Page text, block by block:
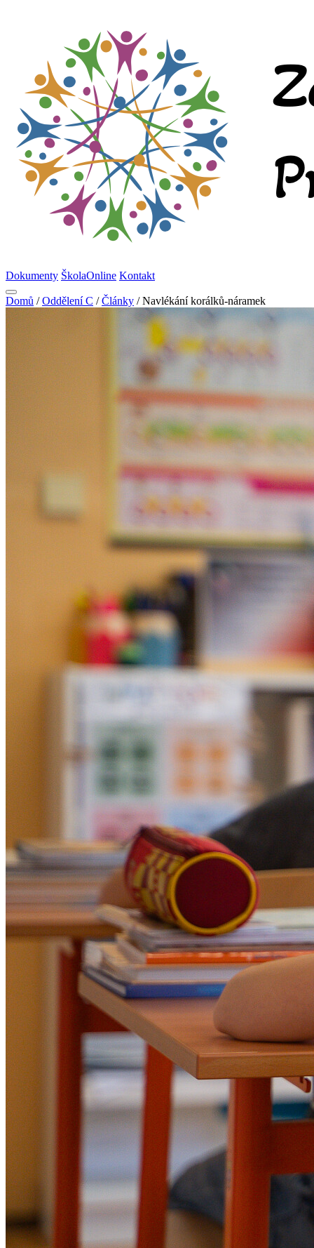
Dokumenty ŠkolaOnline Kontakt
Domů / Oddělení C / Články / Navlékání korálků-náramek